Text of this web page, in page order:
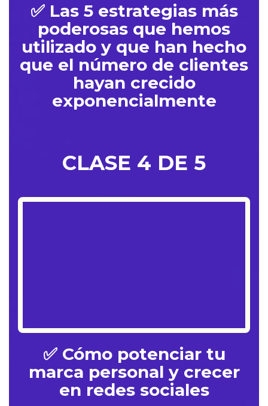
✅ Las 5 estrategias más
poderosas que hemos
utilizado y que han hecho
que el número de clientes
hayan crecido
exponencialmente
CLASE 4 DE 5
✅ Cómo potenciar tu
marca personal y crecer
en redes sociales